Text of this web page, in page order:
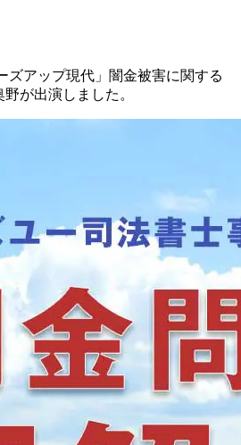
ズアップ現代」闇金被害に関する
が出演しました。